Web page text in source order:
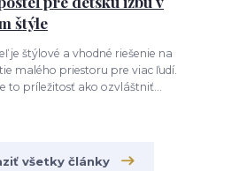
štýle
je štýlové a vhodné riešenie na
malého priestoru pre viac ľudí.
to príležitosť ako ozvláštniť...
všetky články